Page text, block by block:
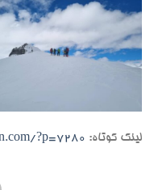
لینک کوتاه: ?p=7280